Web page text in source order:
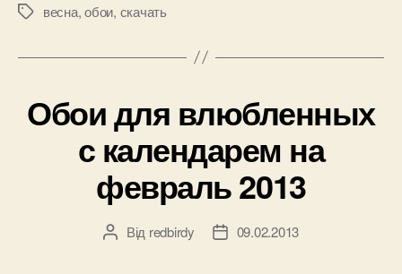
с
на
март
2013”
Позначки
весна,обои, скачать
Обои для влюбленных
с календарем на
февраль 2013
Автор
Від redbirdy
Дата09.02.2013